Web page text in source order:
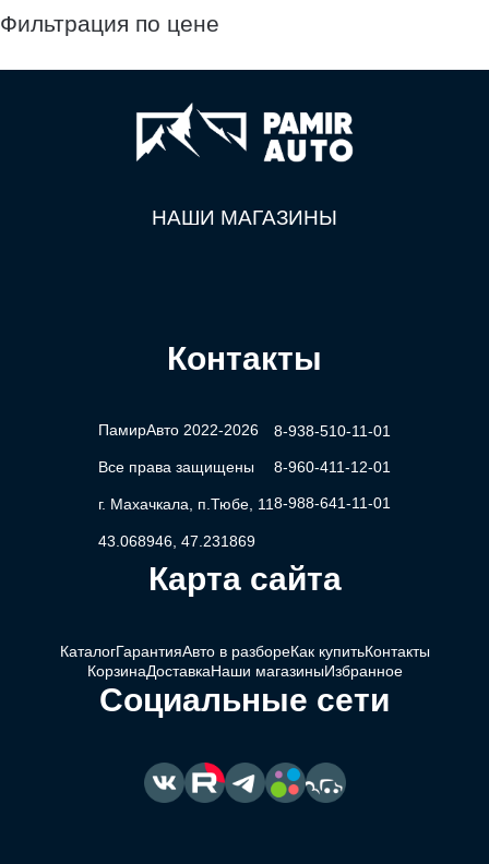
Фильтрация по цене
НАШИ МАГАЗИНЫ
Контакты
ПамирАвто 2022-2026
Все права защищены
г. Махачкала, п.Тюбе, 11
43.068946, 47.231869
8-938-510-11-01
8-960-411-12-01
8-988-641-11-01
Карта сайта
КаталогГарантияАвто в разбореКак купитьКонтакты
КорзинаДоставкаНаши магазиныИзбранное
Социальные сети